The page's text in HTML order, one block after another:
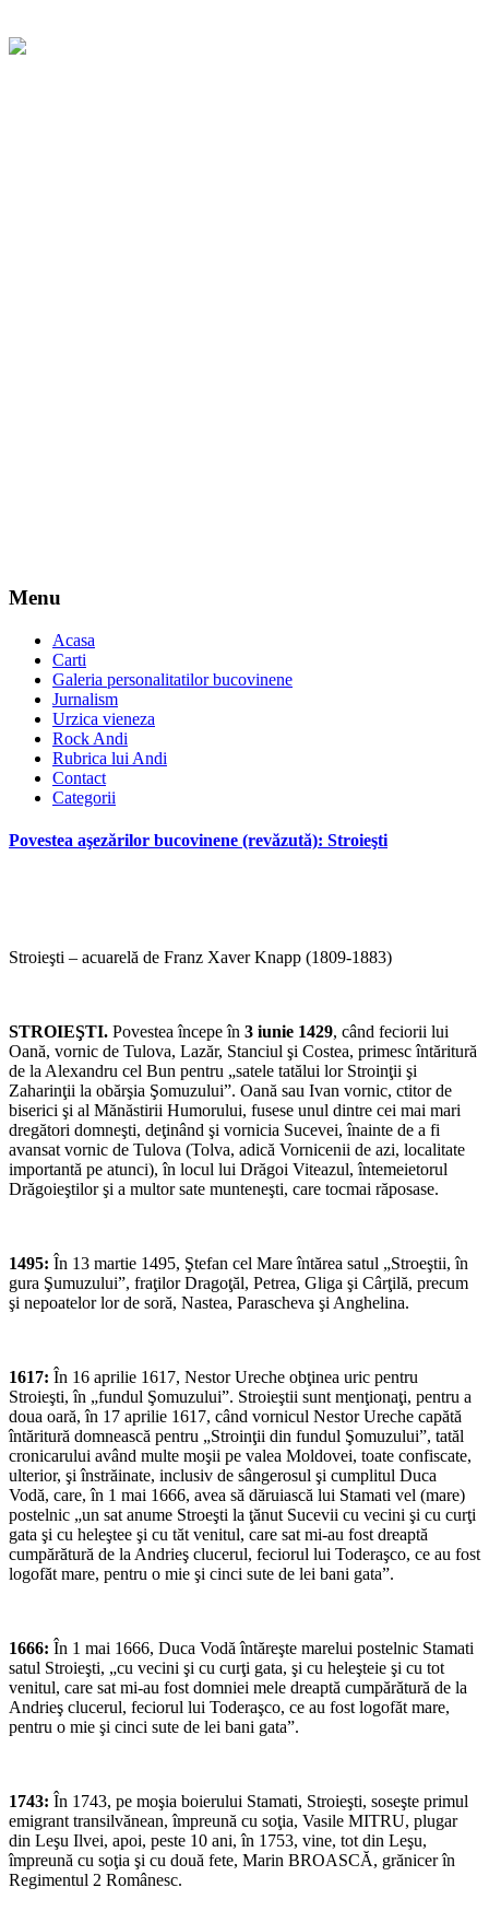
Menu
Acasa
Carti
Galeria personalitatilor bucovinene
Jurnalism
Urzica vieneza
Rock Andi
Rubrica lui Andi
Contact
Categorii
Povestea aşezărilor bucovinene (revăzută): Stroieşti
Stroieşti – acuarelă de Franz Xaver Knapp (1809-1883)
STROIEŞTI. Povestea începe în 3 iunie 1429, când feciorii lui
Oană, vornic de Tulova, Lazăr, Stanciul şi Costea, primesc întăritură
de la Alexandru cel Bun pentru „satele tatălui lor Stroinţii şi
Zaharinţii la obărşia Şomuzului”. Oană sau Ivan vornic, ctitor de
biserici şi al Mănăstirii Humorului, fusese unul dintre cei mai mari
dregători domneşti, deţinând şi vornicia Sucevei, înainte de a fi
avansat vornic de Tulova (Tolva, adică Vornicenii de azi, localitate
importantă pe atunci), în locul lui Drăgoi Viteazul, întemeietorul
Drăgoieştilor şi a multor sate munteneşti, care tocmai răposase.
1495: În 13 martie 1495, Ştefan cel Mare întărea satul „Stroeştii, în
gura Şumuzului”, fraţilor Dragoţăl, Petrea, Gliga şi Cârţilă, precum
şi nepoatelor lor de soră, Nastea, Parascheva şi Anghelina.
1617: În 16 aprilie 1617, Nestor Ureche obţinea uric pentru
Stroieşti, în „fundul Şomuzului”. Stroieştii sunt menţionaţi, pentru a
doua oară, în 17 aprilie 1617, când vornicul Nestor Ureche capătă
întăritură domnească pentru „Stroinţii din fundul Şomuzului”, tatăl
cronicarului având multe moşii pe valea Moldovei, toate confiscate,
ulterior, şi înstrăinate, inclusiv de sângerosul şi cumplitul Duca
Vodă, care, în 1 mai 1666, avea să dăruiască lui Stamati vel (mare)
postelnic „un sat anume Stroeşti la ţănut Sucevii cu vecini şi cu curţi
gata şi cu heleştee şi cu tăt venitul, care sat mi-au fost dreaptă
cumpărătură de la Andrieş clucerul, feciorul lui Toderaşco, ce au fost
logofăt mare, pentru o mie şi cinci sute de lei bani gata”.
1666: În 1 mai 1666, Duca Vodă întăreşte marelui postelnic Stamati
satul Stroieşti, „cu vecini şi cu curţi gata, şi cu heleşteie şi cu tot
venitul, care sat mi-au fost domniei mele dreaptă cumpărătură de la
Andrieş clucerul, feciorul lui Toderaşco, ce au fost logofăt mare,
pentru o mie şi cinci sute de lei bani gata”.
1743: În 1743, pe moşia boierului Stamati, Stroieşti, soseşte primul
emigrant transilvănean, împreună cu soţia, Vasile MITRU, plugar
din Leşu Ilvei, apoi, peste 10 ani, în 1753, vine, tot din Leşu,
împreună cu soţia şi cu două fete, Marin BROASCĂ, grănicer în
Regimentul 2 Românesc.